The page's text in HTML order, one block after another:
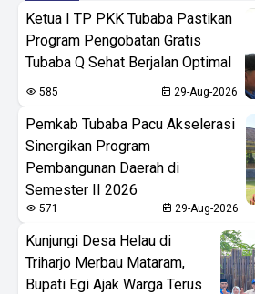
Ketua I TP PKK Tubaba Pastikan
Program Pengobatan Gratis
Tubaba Q Sehat Berjalan Optimal
585 29-Aug-2026
Pemkab Tubaba Pacu Akselerasi
Sinergikan Program
Pembangunan Daerah di
Semester II 2026
571 29-Aug-2026
Kunjungi Desa Helau di
Triharjo Merbau Mataram,
Bupati Egi Ajak Warga Terus